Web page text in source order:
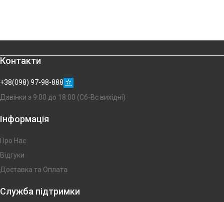
Контакти
+38(098) 97-98-888
Дзвінки з 9:00 до 18:00 (Сб-Вс вихідні)
Інформація
Про Нас
Відгуки
Доставка та Оплата
Служба підтримки